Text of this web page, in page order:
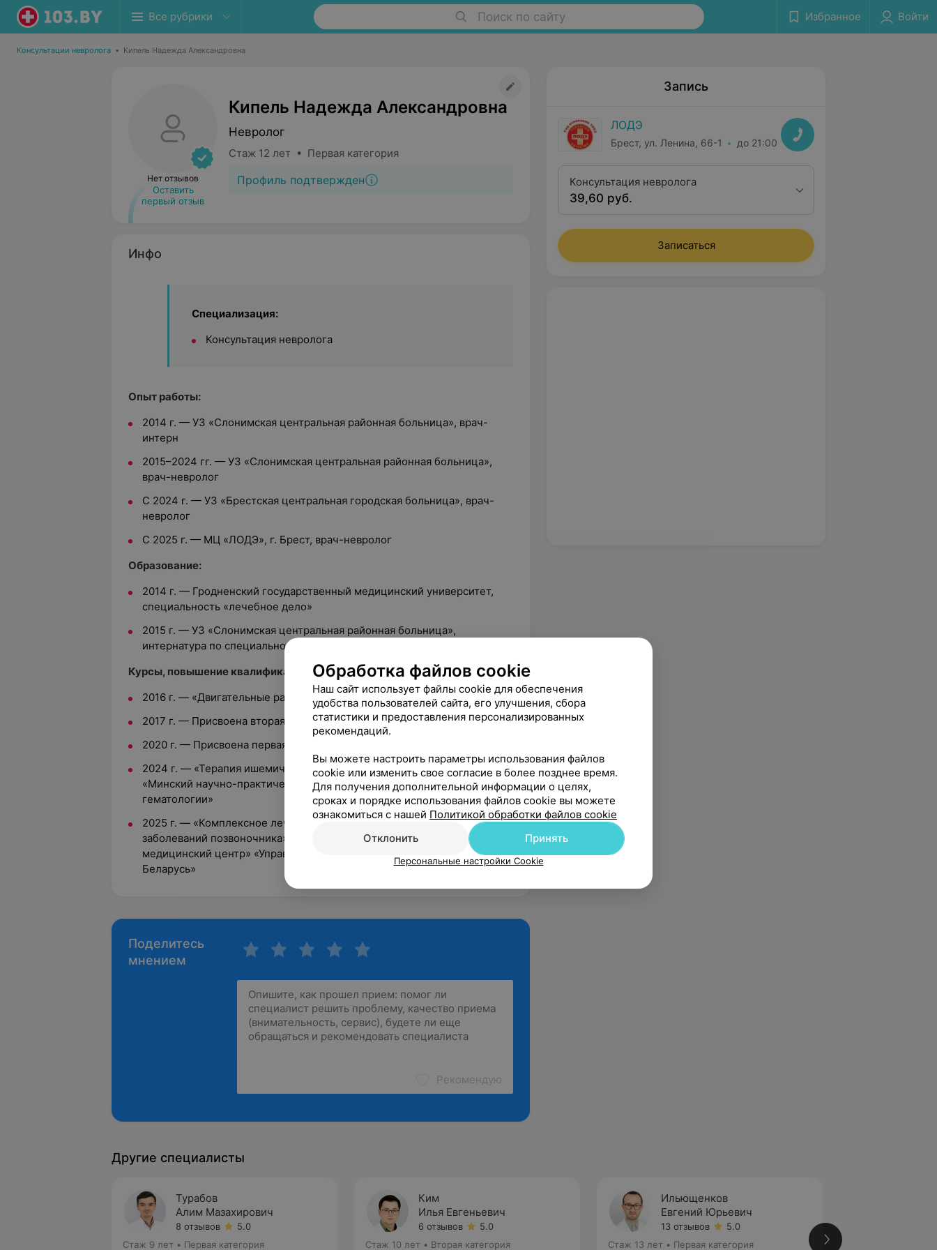
Все рубрики Поиск по сайту Избранное Войти
Консультации невролога • Кипель Надежда Александровна
Нет отзывов
Оставить
первый отзыв
Кипель Надежда Александровна
Невролог
Стаж 12 лет • Первая категория
Профиль подтвержден
Инфо
Специализация:
Консультация невролога
Опыт работы:
2014 г. — УЗ «Слонимская центральная районная больница», врач-
интерн
2015–2024 гг. — УЗ «Слонимская центральная районная больница»,
врач-невролог
С 2024 г. — УЗ «Брестская центральная городская больница», врач-
невролог
С 2025 г. — МЦ «ЛОДЭ», г. Брест, врач-невролог
Образование:
2014 г. — Гродненский государственный медицинский университет,
специальность «лечебное дело»
2015 г. — УЗ «Слонимская центральная районная больница»,
интернатура по специальности «неврология»
Курсы, повышение квалификации:
2016 г. — «Двигательные расстройства», ГУО БелМАПО, г. Минск
2017 г. — Присвоена вторая квалификационная категория
2020 г. — Присвоена первая квалификационная категория
2024 г. — «Терапия ишемического инсульта в острейшем периоде», ГУ
«Минский научно-практический центр хирургии, трансплантологии и
гематологии»
2025 г. — «Комплексное лечение болевого синдрома дегенеративных
заболеваний позвоночника», ОСЦГУ «Республиканский клинический
медицинский центр» «Управление делами Президента Республики
Беларусь»
Поделитесь
мнением
Рекомендую
Запись
ЛОДЭ
Брест, ул. Ленина, 66-1 до 21:00
Консультация невролога
39,60 руб.
Записаться
Другие специалисты
Турабов
Алим Мазахирович
8 отзывов
5.0
Стаж 9 лет • Первая категория
Ким
Илья Евгеньевич
6 отзывов
5.0
Стаж 10 лет • Вторая категория
Ильющенков
Евгений Юрьевич
13 отзывов
5.0
Стаж 13 лет • Первая категория
Обработка файлов cookie
Наш сайт использует файлы cookie для обеспечения
удобства пользователей сайта, его улучшения, сбора
статистики и предоставления персонализированных
рекомендаций.
Вы можете настроить параметры использования файлов
cookie или изменить свое согласие в более позднее время.
Для получения дополнительной информации о целях,
сроках и порядке использования файлов cookie вы можете
ознакомиться с нашей Политикой обработки файлов cookie
Отклонить
Принять
Персональные настройки Cookie